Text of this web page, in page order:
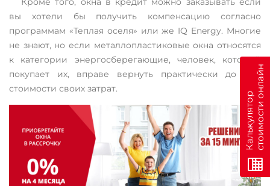
вы хотели бы получить компенсацию согласно
программам «Теплая оселя» или же IQ Energy. Многие
не знают, но если металлопластиковые окна относятся
к категории энергосберегающие, человек, который
покупает их, вправе вернуть практически до 35%
стоимости своих затрат.
К
а
л
ь
к
у
л
я
т
о
р
с
т
о
и
м
о
с
т
и
о
н
л
а
йн